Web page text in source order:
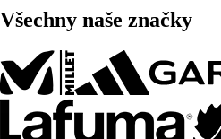
Všechny naše značky